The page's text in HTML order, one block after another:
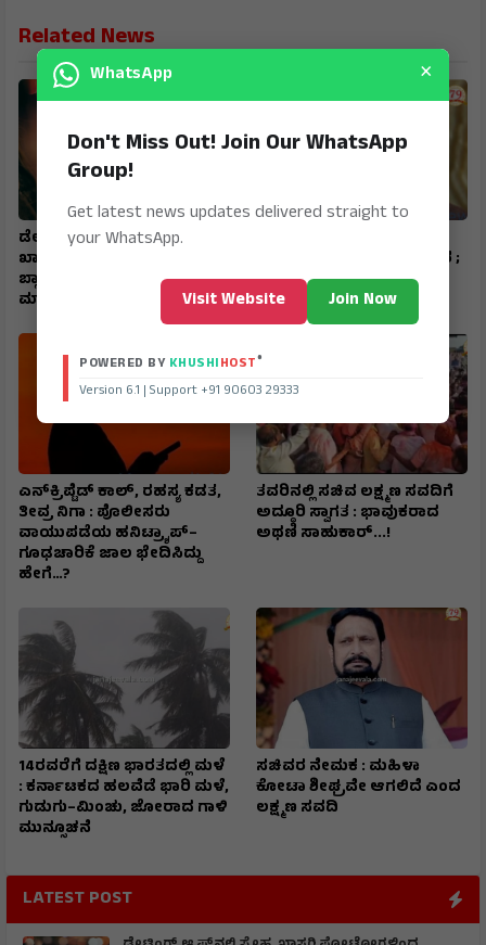
Related News
ಡೇಟಿಂಗ್ ಆ್ಯಪ್‌ನಲ್ಲಿ ಸ್ನೇಹ,
ಖಾಸಗಿ ಫೋಟೋಗಳಿಂದ
ಬ್ಲ್ಯಾಕ್‌ಮೇಲ್: ₹6 ಕೋಟಿ ಸುಲಿಗೆ
ಮಾಡಿದ ಖತರ್ನಾಕ್‌ ಮಹಿಳೆ
ಮೊಜ್ತಬಾ ಖಮೇನಿ ಸ್ಥಿತಿ ಗಂಭೀರ ;
ಆಸ್ಪತ್ರೆಗೆ ದಾಖಲು : ಇಸ್ರೇಲಿ
ಮಾಧ್ಯಮ ವರದಿ
ಎನ್‌ಕ್ರಿಪ್ಟೆಡ್‌ ಕಾಲ್‌, ರಹಸ್ಯ ಕಡತ,
ತೀವ್ರ ನಿಗಾ : ಪೊಲೀಸರು
ವಾಯುಪಡೆಯ ಹನಿಟ್ರ್ಯಾಪ್–
ಗೂಢಚಾರಿಕೆ ಜಾಲ ಭೇದಿಸಿದ್ದು
ಹೇಗೆ…?
ತವರಿನಲ್ಲಿ ಸಚಿವ ಲಕ್ಷ್ಮಣ ಸವದಿಗೆ
ಅದ್ಧೂರಿ ಸ್ವಾಗತ : ಭಾವುಕರಾದ
ಅಥಣಿ ಸಾಹುಕಾರ್...!
14ರವರೆಗೆ ದಕ್ಷಿಣ ಭಾರತದಲ್ಲಿ ಮಳೆ
: ಕರ್ನಾಟಕದ ಹಲವೆಡೆ ಭಾರಿ ಮಳೆ,
ಗುಡುಗು–ಮಿಂಚು, ಜೋರಾದ ಗಾಳಿ
ಮುನ್ಸೂಚನೆ
ಸಚಿವರ ನೇಮಕ : ಮಹಿಳಾ
ಕೋಟಾ ಶೀಘ್ರವೇ ಆಗಲಿದೆ ಎಂದ
ಲಕ್ಷ್ಮಣ ಸವದಿ
LATEST POST
WhatsApp ×
Don't Miss Out! Join Our WhatsApp
Group!
Get latest news updates delivered straight to
your WhatsApp.
Visit Website Join Now
POWERED BY KHUSHIHOST®
Version 6.1 | Support +91 90603 29333